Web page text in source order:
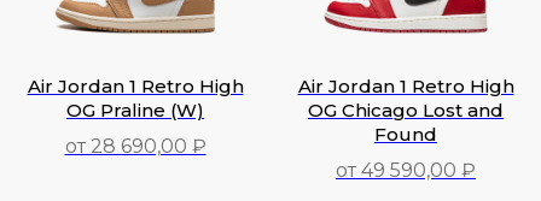
Air Jordan 1 Retro High
OG Praline (W)
от 28 690,00 ₽
Air Jordan 1 Retro High
OG Chicago Lost and
Found
от 49 590,00 ₽